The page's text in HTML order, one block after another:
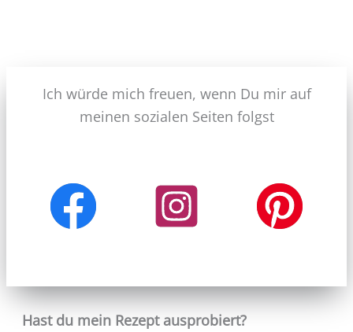
Ich würde mich freuen, wenn Du mir auf
meinen sozialen Seiten folgst
Hast du mein Rezept ausprobiert?